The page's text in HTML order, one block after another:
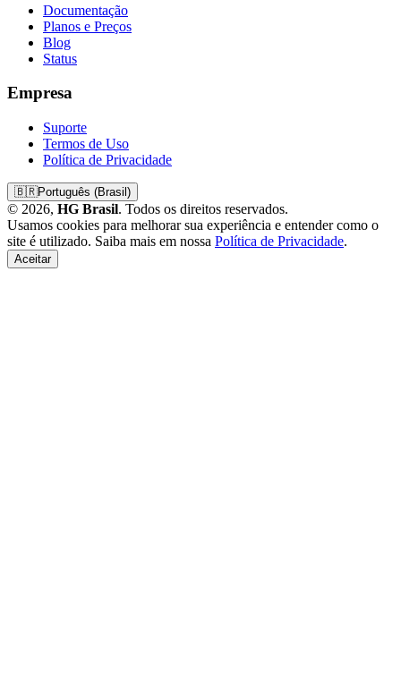
Documentação
Planos e Preços
Blog
Status
Empresa
Suporte
Termos de Uso
Política de Privacidade
🇧🇷Português (Brasil)
© 2026, HG Brasil. Todos os direitos reservados.
Usamos cookies para melhorar sua experiência e entender como o
site é utilizado. Saiba mais em nossa Política de Privacidade.
Aceitar